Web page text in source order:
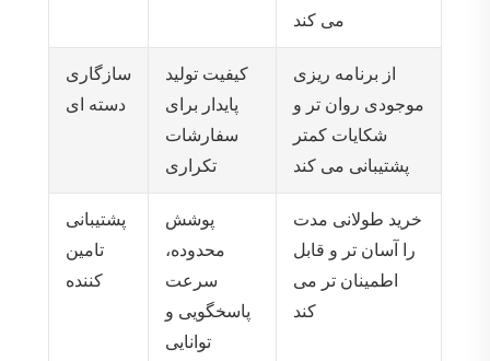
می کند
سازگاری
دسته ای
کیفیت تولید
پایدار برای
سفارشات
تکراری
از برنامه ریزی
موجودی روان تر و
شکایات کمتر
پشتیبانی می کند
پشتیبانی
تامین
کننده
پوشش
محدوده،
سرعت
پاسخگویی و
توانایی
خرید طولانی مدت
را آسان تر و قابل
اطمینان تر می
کند